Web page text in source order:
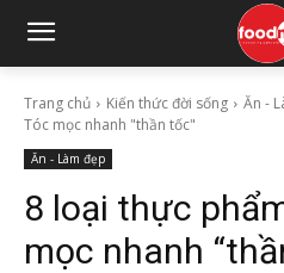
Trang chủ Kiến thức đời sống Ăn -
Tóc mọc nhanh "thần tốc"
Ăn - Làm đẹp
8 loại thực
mọc nhanh